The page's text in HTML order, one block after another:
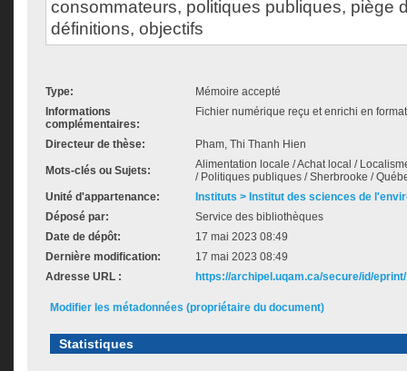
consommateurs, politiques publiques, piège
définitions, objectifs
Type:
Mémoire accepté
Informations
complémentaires:
Fichier numérique reçu et enrichi en
Directeur de thèse: Pham, Thi Thanh Hien
Mots-clés ou Sujets:
Alimentation locale / Achat local /
/ Politiques publiques / Sherbrooke /
Unité d'appartenance:
Instituts > Institut des sciences de
Déposé par:
Service des bibliothèques
Date de dépôt:
17 mai 2023 08:49
Dernière modification:
17 mai 2023 08:49
Adresse URL :
https://archipel.uqam.ca/secure/id/
Modifier les métadonnées (propriétaire du document)
Statistiques